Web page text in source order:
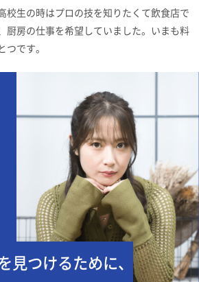
校生の時はプロの技を知りたくて飲食店で
厨房の仕事を希望していました。いまも料
です。
見つけるために、